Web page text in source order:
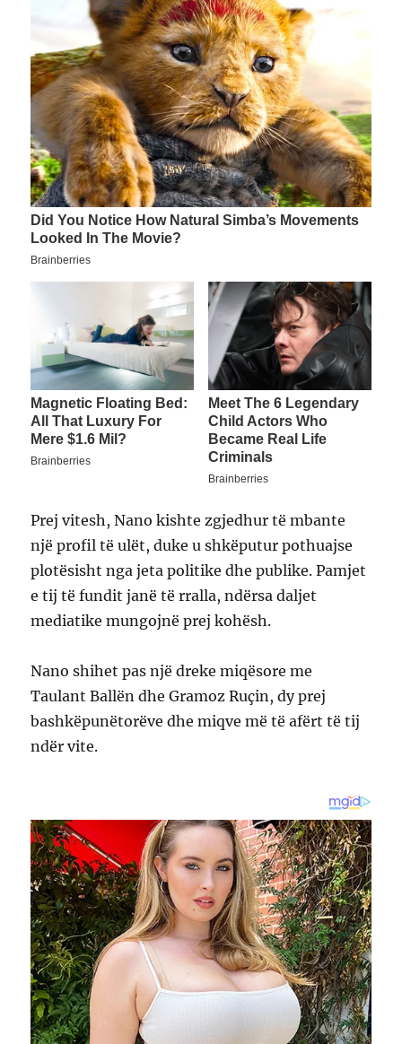
Prej vitesh, Nano kishte zgjedhur të mbante
një profil të ulët, duke u shkëputur pothuajse
plotësisht nga jeta politike dhe publike. Pamjet
e tij të fundit janë të rralla, ndërsa daljet
mediatike mungojnë prej kohësh.
Nano shihet pas një dreke miqësore me
Taulant Ballën dhe Gramoz Ruçin, dy prej
bashkëpunëtorëve dhe miqve më të afërt të tij
ndër vite.